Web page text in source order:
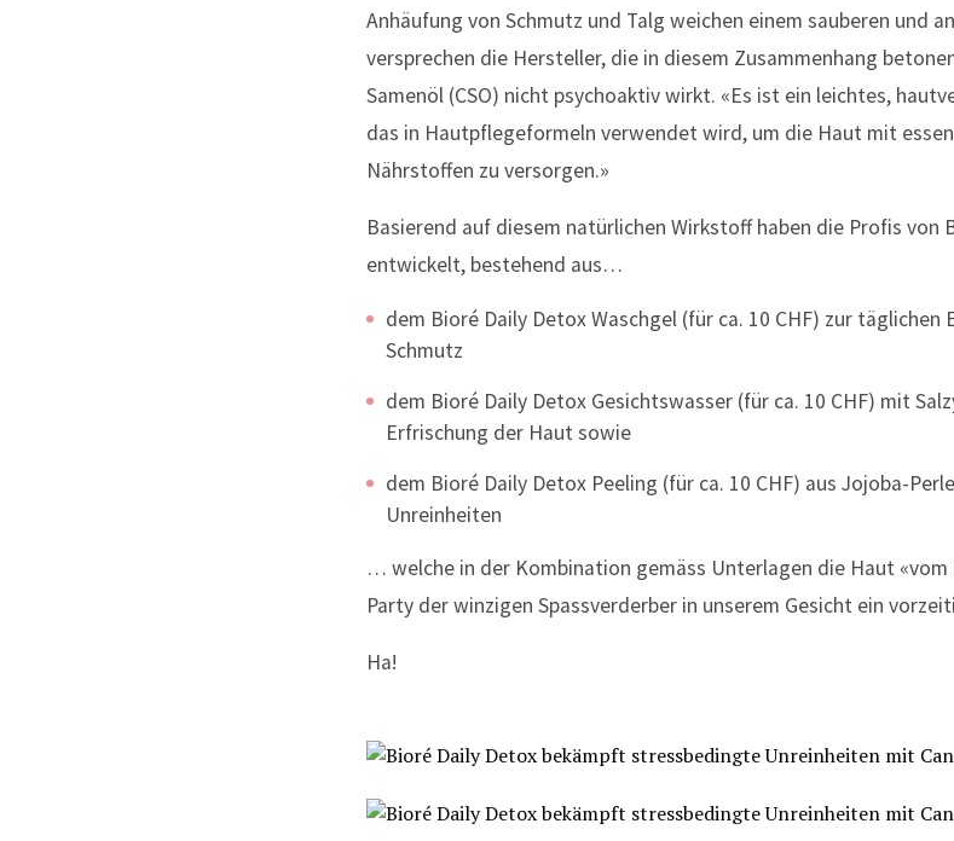
Anhäufung von Schmutz und Talg weichen einem sauberen und
versprechen die Hersteller, die in diesem Zusammenhang
Samenöl (CSO) nicht psychoaktiv wirkt. «Es ist ein leichtes,
das in Hautpflegeformeln verwendet wird, um die Haut mit
Nährstoffen zu versorgen.»
Basierend auf diesem natürlichen Wirkstoff haben die Profis von
entwickelt, bestehend aus…
dem Bioré Daily Detox Waschgel (für ca. 10 CHF) zur
Schmutz
dem Bioré Daily Detox Gesichtswasser (für ca. 10 CHF) mit
Erfrischung der Haut sowie
dem Bioré Daily Detox Peeling (für ca. 10 CHF) aus Jojoba-
Unreinheiten
… welche in der Kombination gemäss Unterlagen die Haut «vom
Party der winzigen Spassverderber in unserem Gesicht ein
Ha!